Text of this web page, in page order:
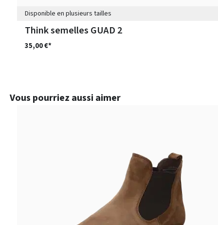
Disponible en plusieurs tailles
Think semelles GUAD 2
35,00 €*
Ignorer la galerie de produits
Vous pourriez aussi aimer